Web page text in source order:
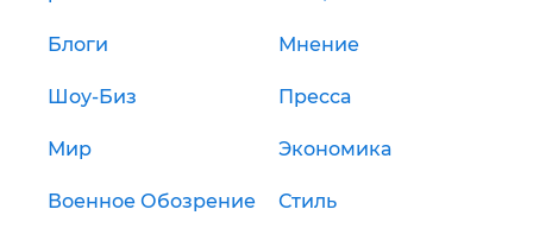
Блоги Мнение
Шоу-Биз Пресса
Мир Экономика
Военное Обозрение Стиль